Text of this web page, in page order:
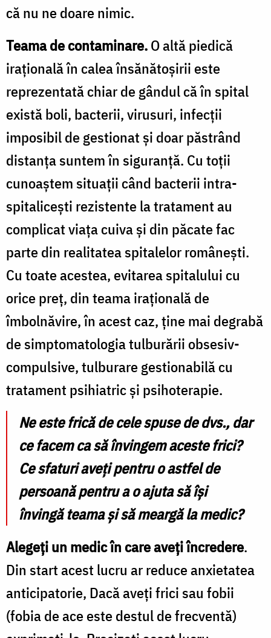
că nu ne doare nimic.
Teama de contaminare.O altă piedică
irațională în calea însănătoșirii este
reprezentată chiar de gândul că în spital
există boli, bacterii, virusuri, infecții
imposibil de gestionat și doar păstrând
distanța suntem în siguranță. Cu toții
cunoaștem situații când bacterii intra-
spitalicești rezistente la tratament au
complicat viața cuiva și din păcate fac
parte din realitatea spitalelor românești.
Cu toate acestea, evitarea spitalului cu
orice preț, din teama irațională de
îmbolnăvire, în acest caz, ține mai degrabă
de simptomatologia tulburării obsesiv-
compulsive, tulburare gestionabilă cu
tratament psihiatric și psihoterapie.
Ne este frică de cele spuse de dvs., dar
ce facem ca să învingem aceste frici?
Ce sfaturi aveți pentru o astfel de
persoană pentru a o ajuta să își
învingă teama și să meargă la medic?
Alegeți un medic în care aveți încredere.
Din start acest lucru ar reduce anxietatea
anticipatorie, Dacă aveți frici sau fobii
(fobia de ace este destul de frecventă)